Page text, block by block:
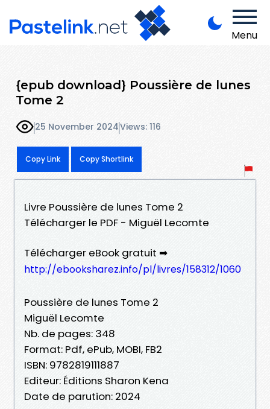
Menu
{epub download} Poussière de lunes
Tome 2
25 November 2024Views: 116
Copy Link Copy Shortlink
Livre Poussière de lunes Tome 2
Télécharger le PDF - Miguël Lecomte
Télécharger eBook gratuit ➡
http://ebooksharez.info/pl/livres/158312/1060
Poussière de lunes Tome 2
Miguël Lecomte
Nb. de pages: 348
Format: Pdf, ePub, MOBI, FB2
ISBN: 9782819111887
Editeur: Éditions Sharon Kena
Date de parution: 2024